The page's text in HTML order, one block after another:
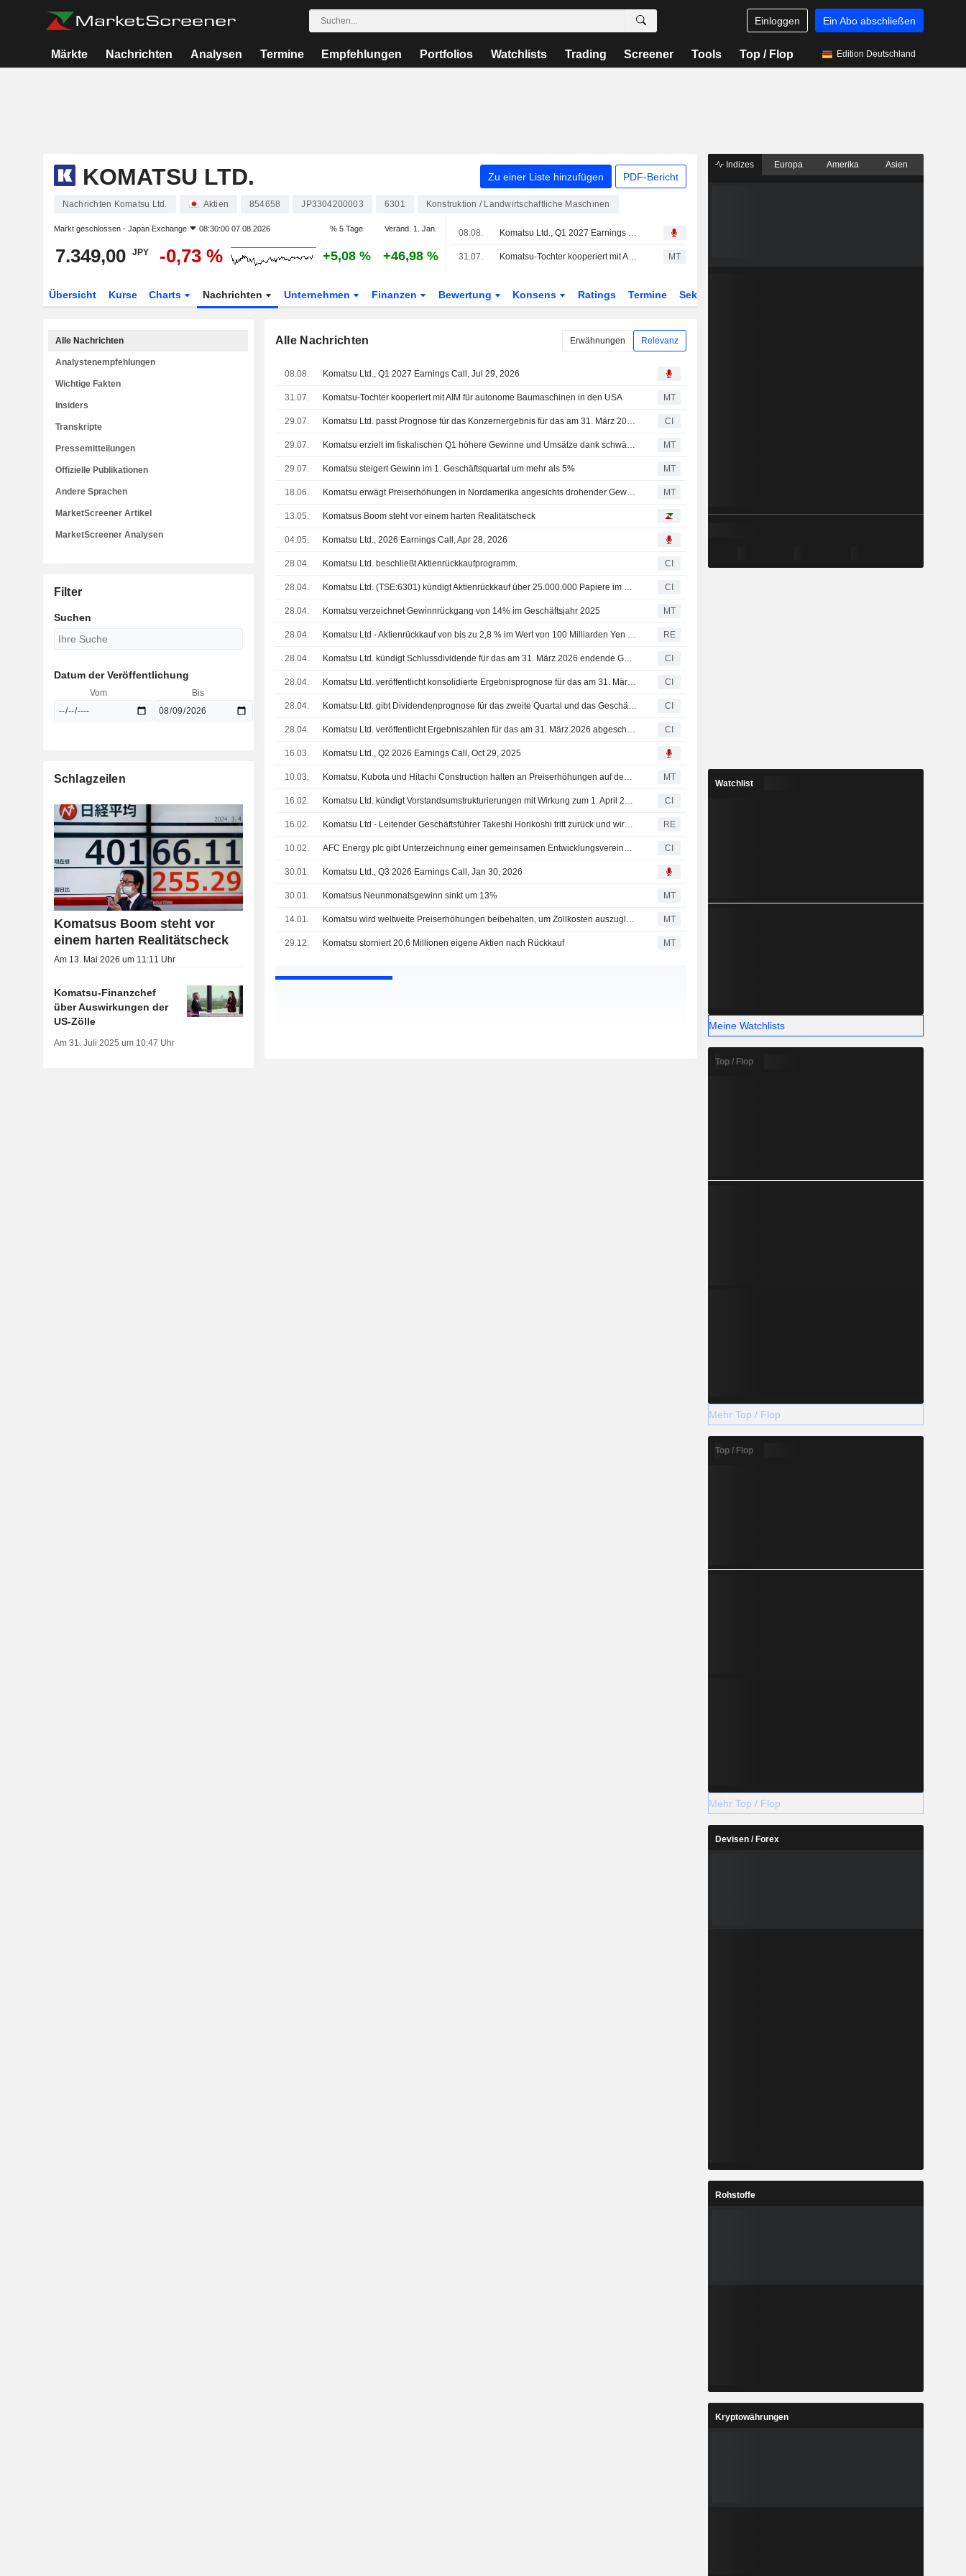
Einloggen Ein Abo abschließen
Märkte Nachrichten Analysen Termine Empfehlungen Portfolios Watchlists Trading Screener Tools Top / Flop Edition Deutschland
KOMATSU LTD. Zu einer Liste hinzufügen PDF-Bericht
Nachrichten Komatsu Ltd. Aktien 854658 JP3304200003 6301 Konstruktion / Landwirtschaftliche Maschinen
Markt geschlossen - Japan Exchange 08:30:00 07.08.2026 % 5 Tage Veränd. 1. Jan.
7.349,00 JPY -0,73 % +5,08 % +46,98 %
08.08. Komatsu Ltd., Q1 2027 Earnings Call, Jul 29, 2026
31.07. Komatsu-Tochter kooperiert mit AIM für autonome Baumaschinen in den USA MT
Übersicht Kurse Charts Nachrichten Unternehmen Finanzen Bewertung Konsens Ratings Termine Sektor
Alle Nachrichten Erwähnungen Relevanz
08.08. Komatsu Ltd., Q1 2027 Earnings Call, Jul 29, 2026
31.07. Komatsu-Tochter kooperiert mit AIM für autonome Baumaschinen in den USA MT
29.07. Komatsu Ltd. passt Prognose für das Konzernergebnis für das am 31. März 2027 endende Geschäftsjahr an CI
29.07. Komatsu erzielt im fiskalischen Q1 höhere Gewinne und Umsätze dank schwächerem Yen MT
29.07. Komatsu steigert Gewinn im 1. Geschäftsquartal um mehr als 5% MT
18.06. Komatsu erwägt Preiserhöhungen in Nordamerika angesichts drohender Gewinneinbußen durch Flaute im Nahen Osten MT
13.05. Komatsus Boom steht vor einem harten Realitätscheck
04.05. Komatsu Ltd., 2026 Earnings Call, Apr 28, 2026
28.04. Komatsu Ltd. beschließt Aktienrückkaufprogramm. CI
28.04. Komatsu Ltd. (TSE:6301) kündigt Aktienrückkauf über 25.000.000 Papiere im Wert von 100.000 Mio. Yen an (2,77 % des Kapitals) CI
28.04. Komatsu verzeichnet Gewinnrückgang von 14% im Geschäftsjahr 2025 MT
28.04. Komatsu Ltd - Aktienrückkauf von bis zu 2,8 % im Wert von 100 Milliarden Yen geplant RE
28.04. Komatsu Ltd. kündigt Schlussdividende für das am 31. März 2026 endende Geschäftsjahr an CI
28.04. Komatsu Ltd. veröffentlicht konsolidierte Ergebnisprognose für das am 31. März 2027 endende Geschäftsjahr CI
28.04. Komatsu Ltd. gibt Dividendenprognose für das zweite Quartal und das Geschäftsjahresende zum 31. März 2027 bekannt CI
28.04. Komatsu Ltd. veröffentlicht Ergebniszahlen für das am 31. März 2026 abgeschlossene Geschäftsjahr CI
16.03. Komatsu Ltd., Q2 2026 Earnings Call, Oct 29, 2025
10.03. Komatsu, Kubota und Hitachi Construction halten an Preiserhöhungen auf dem US-Markt fest MT
16.02. Komatsu Ltd. kündigt Vorstandsumstrukturierungen mit Wirkung zum 1. April 2026 an CI
16.02. Komatsu Ltd - Leitender Geschäftsführer Takeshi Horikoshi tritt zurück und wird bis zur Hauptversammlung im Juni Berater RE
10.02. AFC Energy plc gibt Unterzeichnung einer gemeinsamen Entwicklungsvereinbarung mit Komatsu Ltd bekannt CI
30.01. Komatsu Ltd., Q3 2026 Earnings Call, Jan 30, 2026
30.01. Komatsus Neunmonatsgewinn sinkt um 13% MT
14.01. Komatsu wird weltweite Preiserhöhungen beibehalten, um Zollkosten auszugleichen MT
29.12. Komatsu storniert 20,6 Millionen eigene Aktien nach Rückkauf MT
Alle Nachrichten
Analystenempfehlungen
Wichtige Fakten
Insiders
Transkripte
Pressemitteilungen
Offizielle Publikationen
Andere Sprachen
MarketScreener Artikel
MarketScreener Analysen
Filter
Suchen
Datum der Veröffentlichung
Vom Bis
Schlagzeilen
Komatsus Boom steht vor
einem harten Realitätscheck
Am 13. Mai 2026 um 11:11 Uhr
Komatsu-Finanzchef
über Auswirkungen der
US-Zölle
Am 31. Juli 2025 um 10:47 Uhr
Indizes Europa Amerika Asien
Watchlist
Meine Watchlists
Top / Flop
Mehr Top / Flop
Top / Flop
Mehr Top / Flop
Devisen / Forex
Rohstoffe
Kryptowährungen